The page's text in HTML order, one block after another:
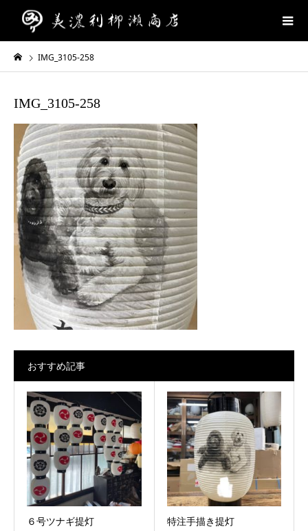
IMG_3105-258
IMG_3105-258
おすすめ記事
６号ツナギ提灯 特注手描き提灯